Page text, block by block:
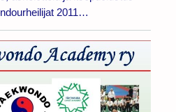
2011…